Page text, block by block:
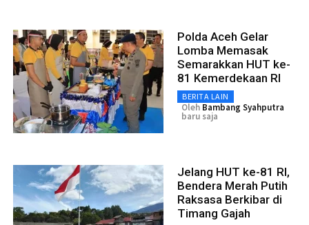
Polda Aceh Gelar
Lomba Memasak
Semarakkan HUT ke-
81 Kemerdekaan RI
BERITA LAIN
Oleh Bambang Syahputra
baru saja
Jelang HUT ke-81 RI,
Bendera Merah Putih
Raksasa Berkibar di
Timang Gajah